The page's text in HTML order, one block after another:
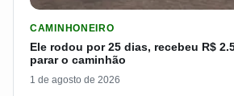
CAMINHONEIRO
Ele rodou por 25 dias, recebeu R$
parar o caminhão
1 de agosto de 2026